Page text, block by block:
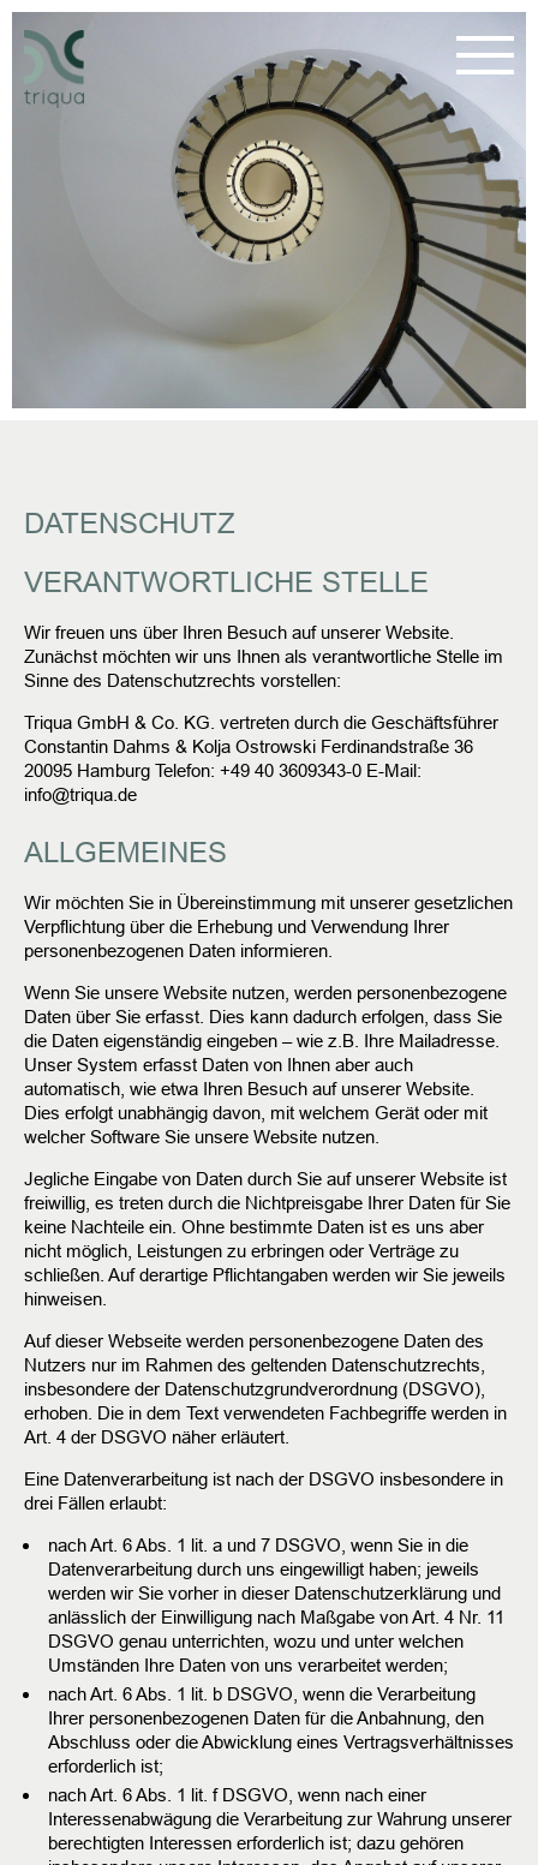
DATENSCHUTZ
VERANTWORTLICHE STELLE
Wir freuen uns über Ihren Besuch auf unserer Website.
Zunächst möchten wir uns Ihnen als verantwortliche Stelle im
Sinne des Datenschutzrechts vorstellen:
Triqua GmbH & Co. KG. vertreten durch die Geschäftsführer
Constantin Dahms & Kolja Ostrowski Ferdinandstraße 36
20095 Hamburg Telefon: +49 40 3609343-0 E-Mail:
info@triqua.de
ALLGEMEINES
Wir möchten Sie in Übereinstimmung mit unserer gesetzlichen
Verpflichtung über die Erhebung und Verwendung Ihrer
personenbezogenen Daten informieren.
Wenn Sie unsere Website nutzen, werden personenbezogene
Daten über Sie erfasst. Dies kann dadurch erfolgen, dass Sie
die Daten eigenständig eingeben – wie z.B. Ihre Mailadresse.
Unser System erfasst Daten von Ihnen aber auch
automatisch, wie etwa Ihren Besuch auf unserer Website.
Dies erfolgt unabhängig davon, mit welchem Gerät oder mit
welcher Software Sie unsere Website nutzen.
Jegliche Eingabe von Daten durch Sie auf unserer Website ist
freiwillig, es treten durch die Nichtpreisgabe Ihrer Daten für Sie
keine Nachteile ein. Ohne bestimmte Daten ist es uns aber
nicht möglich, Leistungen zu erbringen oder Verträge zu
schließen. Auf derartige Pflichtangaben werden wir Sie jeweils
hinweisen.
Auf dieser Webseite werden personenbezogene Daten des
Nutzers nur im Rahmen des geltenden Datenschutzrechts,
insbesondere der Datenschutzgrundverordnung (DSGVO),
erhoben. Die in dem Text verwendeten Fachbegriffe werden in
Art. 4 der DSGVO näher erläutert.
Eine Datenverarbeitung ist nach der DSGVO insbesondere in
drei Fällen erlaubt:
nach Art. 6 Abs. 1 lit. a und 7 DSGVO, wenn Sie in die
Datenverarbeitung durch uns eingewilligt haben; jeweils
werden wir Sie vorher in dieser Datenschutzerklärung und
anlässlich der Einwilligung nach Maßgabe von Art. 4 Nr. 11
DSGVO genau unterrichten, wozu und unter welchen
Umständen Ihre Daten von uns verarbeitet werden;
nach Art. 6 Abs. 1 lit. b DSGVO, wenn die Verarbeitung
Ihrer personenbezogenen Daten für die Anbahnung, den
Abschluss oder die Abwicklung eines Vertragsverhältnisses
erforderlich ist;
nach Art. 6 Abs. 1 lit. f DSGVO, wenn nach einer
Interessenabwägung die Verarbeitung zur Wahrung unserer
berechtigten Interessen erforderlich ist; dazu gehören